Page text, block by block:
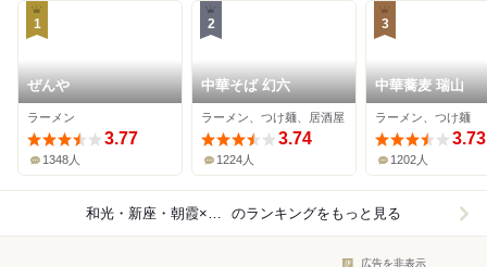
1
ぜんや
ラーメン
3.77
1348人
2
中華そば 幻六
ラーメン、つけ麺、居酒屋
3.74
1224人
3
中華蕎麦 瑞山
ラーメン、つけ麺
3.73
1202人
和光・新座・朝霞×ラーメン のランキングをもっと見る
広告を非表示